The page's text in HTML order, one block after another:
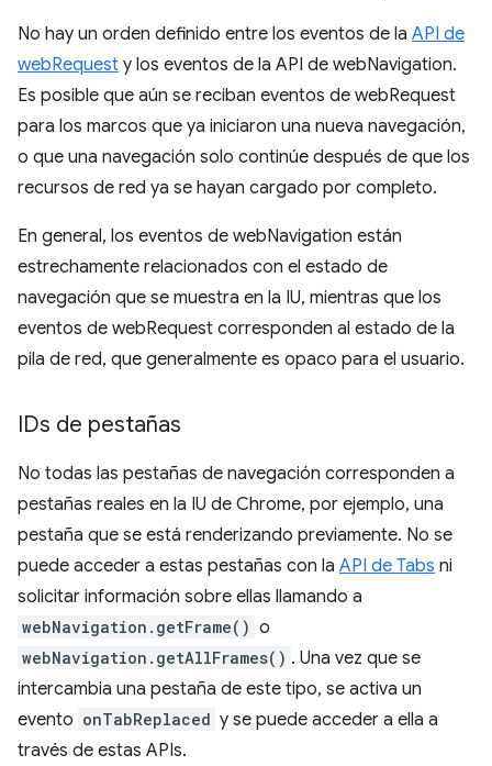
No hay un orden definido entre los eventos de la API de
webRequest y los eventos de la API de webNavigation.
Es posible que aún se reciban eventos de webRequest
para los marcos que ya iniciaron una nueva navegación,
o que una navegación solo continúe después de que los
recursos de red ya se hayan cargado por completo.
En general, los eventos de webNavigation están
estrechamente relacionados con el estado de
navegación que se muestra en la IU, mientras que los
eventos de webRequest corresponden al estado de la
pila de red, que generalmente es opaco para el usuario.
IDs de pestañas
No todas las pestañas de navegación corresponden a
pestañas reales en la IU de Chrome, por ejemplo, una
pestaña que se está renderizando previamente. No se
puede acceder a estas pestañas con la API de Tabs ni
solicitar información sobre ellas llamando a
webNavigation.getFrame() o
webNavigation.getAllFrames() . Una vez que se
intercambia una pestaña de este tipo, se activa un
evento onTabReplaced y se puede acceder a ella a
través de estas APIs.